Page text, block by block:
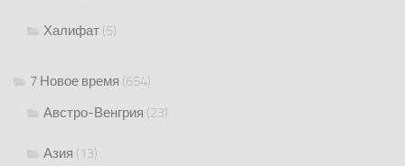
Халифат (5)
7 Новое время (654)
Австро-Венгрия (23)
Азия (13)